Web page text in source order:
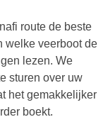
route de beste
welke veerboot de
lezen. We
sturen over uw
het gemakkelijker
boekt.